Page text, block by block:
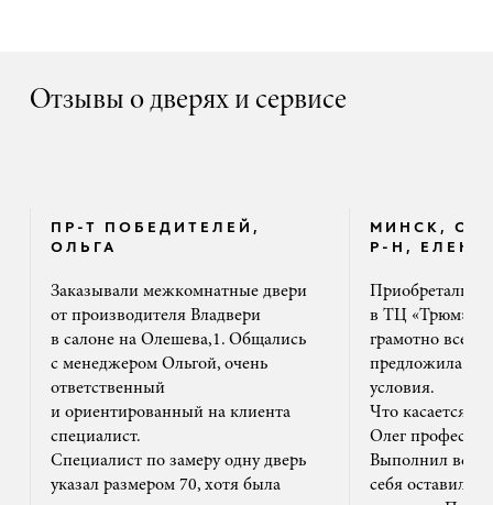
Отзывы о дверях и сервисе
ПР-Т ПОБЕДИТЕЛЕЙ,
ОЛЬГА
Заказывали межкомнатные двери
от производителя Владвери
в салоне на Олешева,1. Общались
с менеджером Ольгой, очень
ответственный
и ориентированный на клиента
специалист.
Специалист по замеру одну дверь
указал размером 70, хотя была
МИНСК,
Р-Н, ЕЛЕНА
Приобретали
в ТЦ «Трюм».
грамотно все
предложила
условия.
Что касается
Олег
Выполнил все
себя оставил